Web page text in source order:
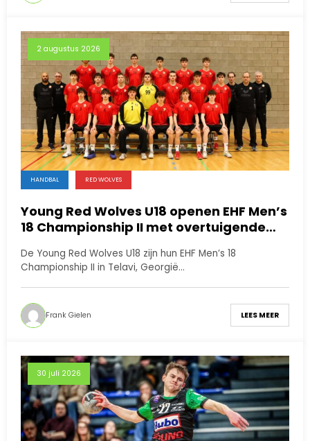
2 augustus 2026
HANDBAL RED WOLVES
Young Red Wolves U18 openen EHF Men’s
18 Championship II met overtuigende
De Young Red Wolves U18 zijn hun EHF Men’s 18
Championship II in Telavi, Georgië…
Frank Gielen LEES MEER
30 juli 2026